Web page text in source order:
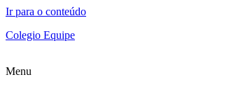
Ir para o conteúdo
Colegio Equipe
Menu